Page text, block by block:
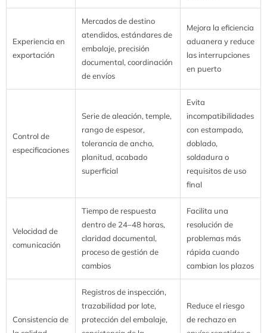
Experiencia en
exportación
Mercados de destino
atendidos, estándares de
embalaje, precisión
documental, coordinación
de envíos
Mejora la eficiencia
aduanera y reduce
las interrupciones
en puerto
Control de
especificaciones
Serie de aleación, temple,
rango de espesor,
tolerancia de ancho,
planitud, acabado
superficial
Evita
incompatibilidades
con estampado,
doblado,
soldadura o
requisitos de uso
final
Velocidad de
comunicación
Tiempo de respuesta
dentro de 24–48 horas,
claridad documental,
proceso de gestión de
cambios
Facilita una
resolución de
problemas más
rápida cuando
cambian los plazos
Consistencia de
Registros de inspección,
trazabilidad por lote,
protección del embalaje,
Reduce el riesgo
de rechazo en